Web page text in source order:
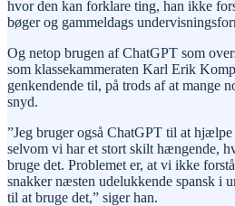
hvor den kan forklare ting, han ikke
bøger og gammeldags
Og netop brugen af ChatGPT som
som klassekammeraten Karl Erik
genkendende til, på trods af at mange
snyd.
”Jeg bruger også ChatGPT til at
selvom vi har et stort skilt hængende,
bruge det. Problemet er, at vi ikke
snakker næsten udelukkende spansk i
til at bruge det,” siger han.